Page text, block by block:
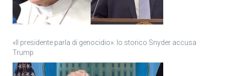
«Il presidente parla di genocidio»: lo storico Snyder accusa
Trump